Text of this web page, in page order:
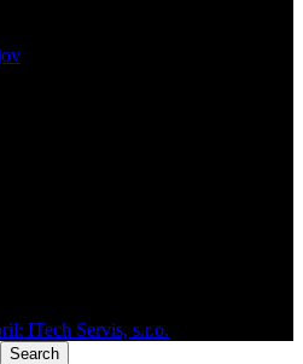
ITech Servis, s.r.o.
Search